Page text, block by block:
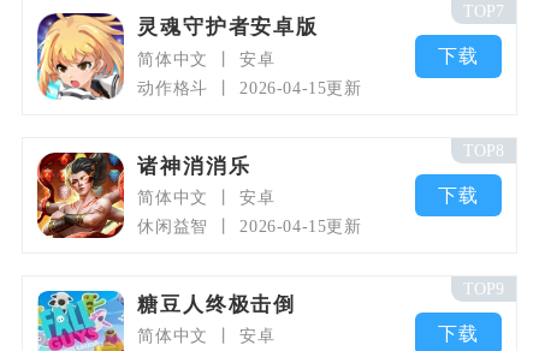
灵魂守护者安卓版
简体中文
安卓
动作格斗
2026-04-15更新
下载
TOP7
诸神消消乐
简体中文
安卓
休闲益智
2026-04-15更新
下载
TOP8
糖豆人终极击倒
简体中文
安卓
下载
TOP9